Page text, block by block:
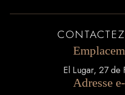
El Lugar, 27 de
Adresse